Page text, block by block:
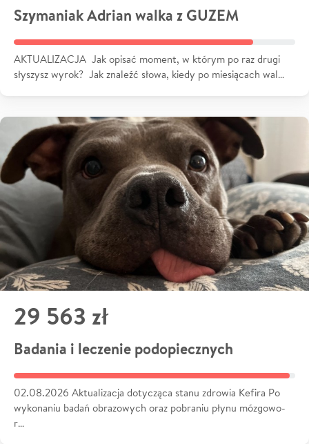
Szymaniak Adrian walka z GUZEM
AKTUALIZACJA Jak opisać moment, w którym po raz drugi
słyszysz wyrok? Jak znaleźć słowa, kiedy po miesiącach wal…
29 563 zł
Badania i leczenie podopiecznych
02.08.2026 Aktualizacja dotycząca stanu zdrowia Kefira Po
wykonaniu badań obrazowych oraz pobraniu płynu mózgowo-
r…